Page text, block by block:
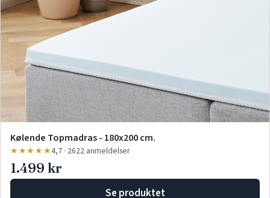
Kølende Topmadras - 180x200 cm.
★★★★★4,7 · 2622 anmeldelser
1.499 kr
Se produktet